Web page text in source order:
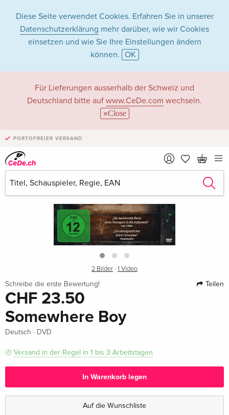
Diese Seite verwendet Cookies. Erfahren Sie in unserer
Datenschutzerklärung mehr darüber, wie wir Cookies
einsetzen und wie Sie Ihre Einstellungen ändern
können. OK
Für Lieferungen ausserhalb der Schweiz und
Deutschland bitte auf www.CeDe.com wechseln.
Close
PORTOFREIER VERSAND
›
2 Bilder· 1 Video
Schreibe die erste Bewertung! Teilen
CHF 23.50
Somewhere Boy
Deutsch · DVD
Versand in der Regel in 1 bis 3 Arbeitstagen
In Warenkorb legen
Auf die Wunschliste